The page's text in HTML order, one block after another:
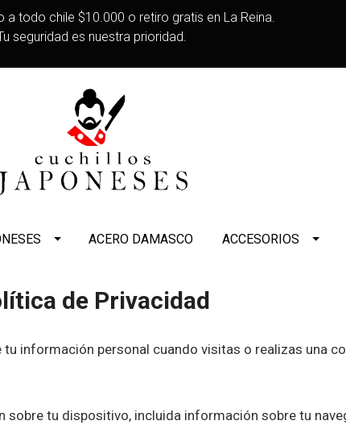
a todo chile $10.000 o retiro gratis en La Reina.
seguridad es nuestra prioridad.
ACERO DAMASCO ACCESORIOS
de Privacidad
información personal cuando visitas o realizas una
tu dispositivo, incluida información sobre tu